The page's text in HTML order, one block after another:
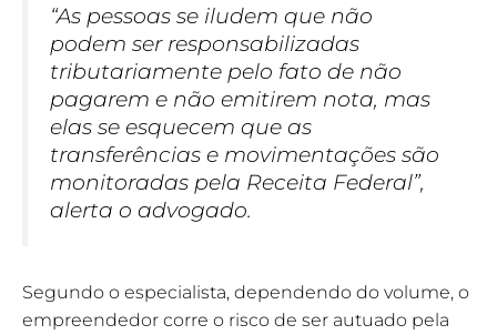
“As pessoas se iludem que não
podem ser responsabilizadas
tributariamente pelo fato de não
pagarem e não emitirem nota, mas
elas se esquecem que as
transferências e movimentações são
monitoradas pela Receita Federal”,
alerta o advogado.
Segundo o especialista, dependendo do volume, o
empreendedor corre o risco de ser autuado pela